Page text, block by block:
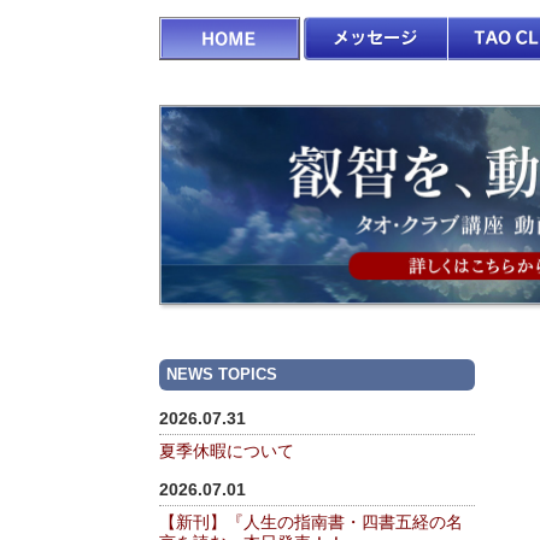
NEWS TOPICS
2026.07.31
夏季休暇について
2026.07.01
【新刊】『人生の指南書・四書五経の名